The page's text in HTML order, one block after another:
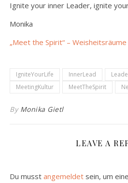
Ignite your inner Leader, ignite
Monika
„Meet the Spirit“ –
IgniteYourLife InnerLead
MeetingKultur
MeetTheSpirit
By Monika Gietl
LEAVE A
Du musst angemeldet sein, um